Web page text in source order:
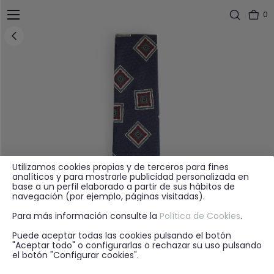
0
Utilizamos cookies propias y de terceros para fines
analíticos y para mostrarle publicidad personalizada en
base a un perfil elaborado a partir de sus hábitos de
navegación (por ejemplo, páginas visitadas).
Para más información consulte la Política de Cookies.
Puede aceptar todas las cookies pulsando el botón
"Aceptar todo" o configurarlas o rechazar su uso pulsando
el botón "Configurar cookies".